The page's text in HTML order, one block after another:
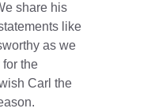
share his
like
as we
the
Carl the